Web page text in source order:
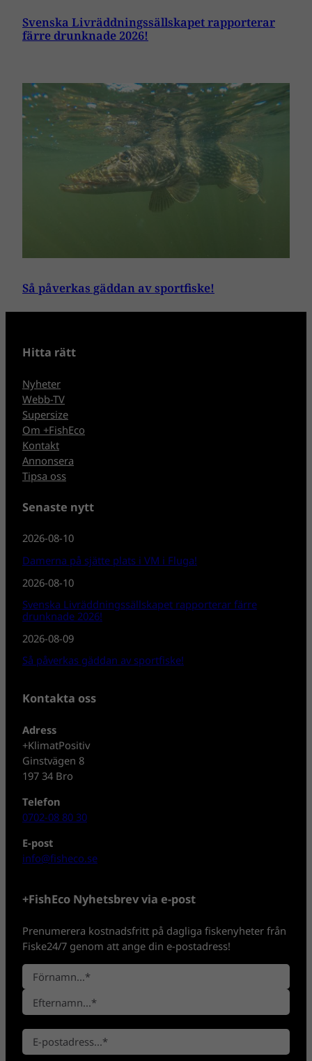
Svenska Livräddningssällskapet rapporterar
färre drunknade 2026!
Så påverkas gäddan av sportfiske!
Hitta rätt
Nyheter
Webb-TV
Supersize
Om +FishEco
Kontakt
Annonsera
Tipsa oss
Senaste nytt
2026-08-10
Damerna på sjätte plats i VM i Fluga!
2026-08-10
Svenska Livräddningssällskapet rapporterar färre
drunknade 2026!
2026-08-09
Så påverkas gäddan av sportfiske!
Kontakta oss
Adress
+KlimatPositiv
Ginstvägen 8
197 34 Bro
Telefon
0702-08 80 30
E-post
info@fisheco.se
+FishEco Nyhetsbrev via e-post
Prenumerera kostnadsfritt på dagliga fiskenyheter från
Fiske24/7 genom att ange din e-postadress!
N
a
n
*
F
ö
r
a
t
E
-